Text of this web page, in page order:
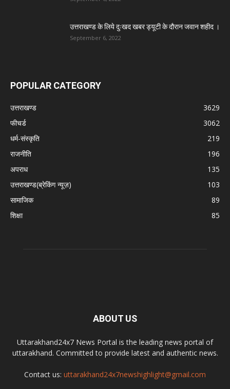
उत्तराखण्ड के लिये दुःखद खबर ड्यूटी के दौरान जवान शहीद ।
September 6, 2022
POPULAR CATEGORY
उत्तराखण्ड
3629
फीचर्ड
3062
धर्म-संस्कृति
219
राजनीति
196
अपराध
135
उत्तराखण्ड(ब्रेकिंग न्यूज़)
103
सामाजिक
89
शिक्षा
85
ABOUT US
Uttarakhand24x7 News Portal is the leading news portal of
uttarakhand. Committed to provide latest and authentic news.
Contact us: uttarakhand24x7newshighlight@gmail.com